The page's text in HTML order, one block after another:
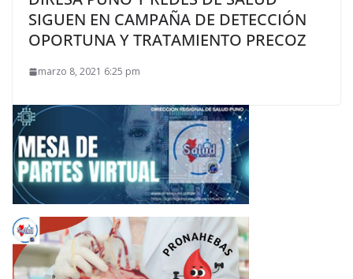
SIGUEN EN CAMPAÑA DE DETECCIÓN
OPORTUNA Y TRATAMIENTO PRECOZ
marzo 8, 2021 6:25 pm